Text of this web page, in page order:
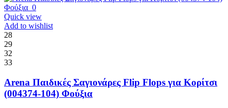
Quick view
Add to wishlist
28
29
32
33
Arena Παιδικές Σαγιονάρες Flip Flops για Κορίτσι
(004374-104) Φούξια